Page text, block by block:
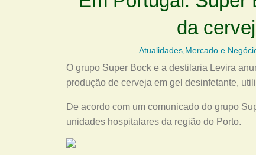
da
Atualidades Mercado e
O grupo Super Bock e a destilaria Levira
produção de cerveja em gel desinfetante,
De acordo com um comunicado do grupo
unidades hospitalares da região do Porto.